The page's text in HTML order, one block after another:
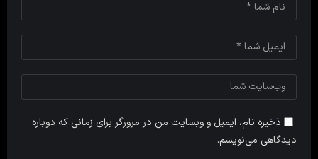
ذخیره نام، ایمیل و وبسایت من در مرورگر برای زمانی که دوباره
دیدگاهی می‌نویسم.